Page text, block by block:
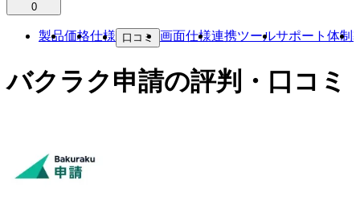
0
製品価格仕様 口コミ 画面仕様連携ツールサポート体制
バクラク申請の評判・口コミ